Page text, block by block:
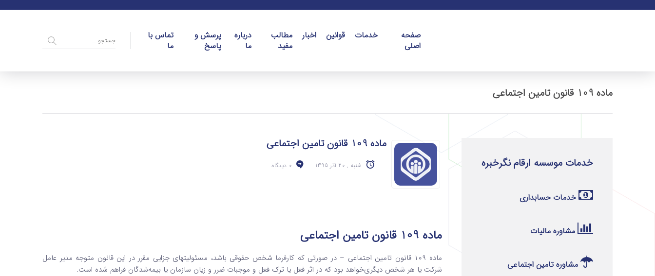
صفحه
اصلی
خدمات قوانین اخبار
مطالب
مفید
درباره
ما
پرسش و
پاسخ
تماس با
ما
ماده 109 قانون تامین اجتماعی
ماده 109 قانون تامین اجتماعی
شنبه , 20 آذر 1395 0 دیدگاه
ماده 109 قانون تامین اجتماعی
ماده 109 قانون تامین اجتماعی – در صورتی که کارفرما شخص حقوقی باشد، مسئولیتهای جزایی مقرر در این قانون متوجه مدیر عامل
شرکت یا هر شخص دیگری‌خواهد بود که در اثر فعل یا ترک فعل و موجبات ضرر و زیان سازمان یا بیمه‌شدگان فراهم شده است.
خدمات موسسه ارقام نگرخبره
خدمات حسابداری
مشاوره مالیات
مشاوره تامین اجتماعی